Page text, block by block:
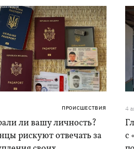
ПРОИСШЕСТВИЯ
ли вашу личность?
рискуют отвечать за
4
с